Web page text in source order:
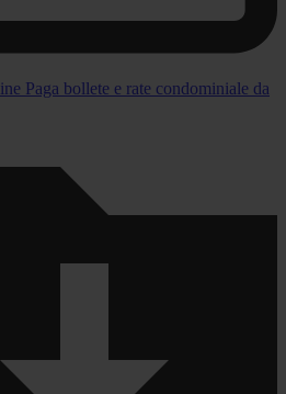
Paga bollete e rate condominiale da